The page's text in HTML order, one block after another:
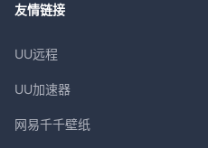
友情链接
UU远程
UU加速器
网易千千壁纸